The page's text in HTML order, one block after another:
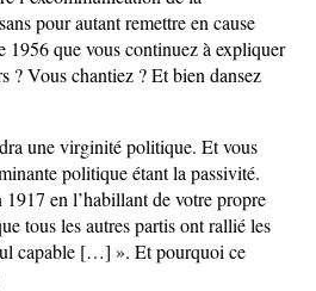
pour autant remettre en cause
1956 que vous continuez à expliquer
? Vous chantiez ? Et bien dansez
une virginité politique. Et vous
politique étant la passivité.
en l’habillant de votre propre
tous les autres partis ont rallié les
capable […] ». Et pourquoi ce